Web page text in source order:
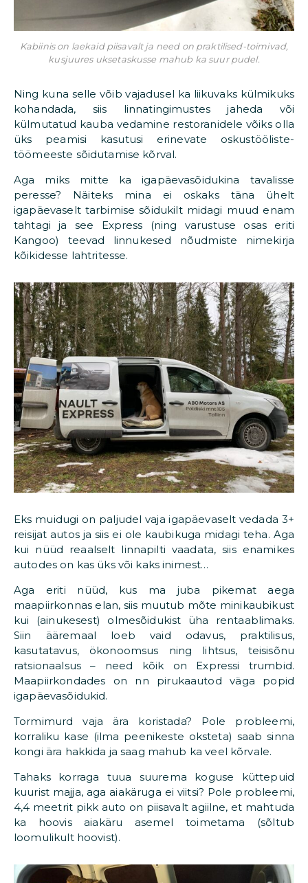
Kabiinis on laekaid piisavalt ja need on praktilised-toimivad,
kusjuures uksetaskusse mahub ka suur pudel.
Ning kuna selle võib vajadusel ka liikuvaks külmikuks
kohandada, siis linnatingimustes jaheda või
külmutatud kauba vedamine restoranidele võiks olla
üks peamisi kasutusi erinevate oskustööliste-
töömeeste sõidutamise kõrval.
Aga miks mitte ka igapäevasõidukina tavalisse
peresse? Näiteks mina ei oskaks täna ühelt
igapäevaselt tarbimise sõidukilt midagi muud enam
tahtagi ja see Express (ning varustuse osas eriti
Kangoo) teevad linnukesed nõudmiste nimekirja
kõikidesse lahtritesse.
Eks muidugi on paljudel vaja igapäevaselt vedada 3+
reisijat autos ja siis ei ole kaubikuga midagi teha. Aga
kui nüüd reaalselt linnapilti vaadata, siis enamikes
autodes on kas üks või kaks inimest…
Aga eriti nüüd, kus ma juba pikemat aega
maapiirkonnas elan, siis muutub mõte minikaubikust
kui (ainukesest) olmesõidukist üha rentaablimaks.
Siin ääremaal loeb vaid odavus, praktilisus,
kasutatavus, ökonoomsus ning lihtsus, teisisõnu
ratsionaalsus – need kõik on Expressi trumbid.
Maapiirkondades on nn pirukaautod väga popid
igapäevasõidukid.
Tormimurd vaja ära koristada? Pole probleemi,
korraliku kase (ilma peenikeste oksteta) saab sinna
kongi ära hakkida ja saag mahub ka veel kõrvale.
Tahaks korraga tuua suurema koguse küttepuid
kuurist majja, aga aiakäruga ei viitsi? Pole probleemi,
4,4 meetrit pikk auto on piisavalt agiilne, et mahtuda
ka hoovis aiakäru asemel toimetama (sõltub
loomulikult hoovist).